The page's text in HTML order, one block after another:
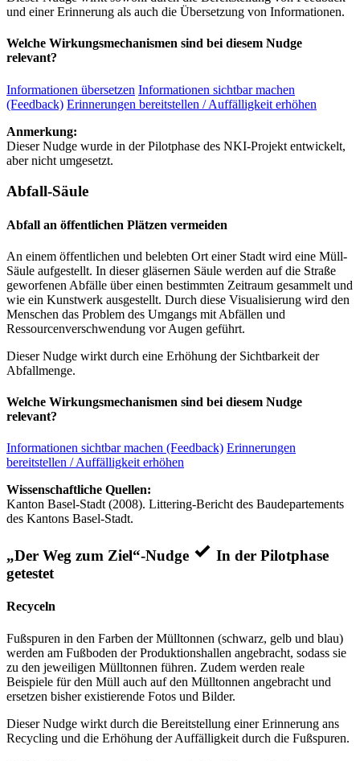
und einer Erinnerung als auch die Übersetzung von Informationen.
Welche Wirkungsmechanismen sind bei diesem Nudge
relevant?
Informationen übersetzen Informationen sichtbar machen
(Feedback) Erinnerungen bereitstellen / Auffälligkeit erhöhen
Anmerkung:
Dieser Nudge wurde in der Pilotphase des NKI-Projekt entwickelt,
aber nicht umgesetzt.
Abfall-Säule
Abfall an öffentlichen Plätzen vermeiden
An einem öffentlichen und belebten Ort einer Stadt wird eine Müll-
Säule aufgestellt. In dieser gläsernen Säule werden auf die Straße
geworfenen Abfälle über einen bestimmten Zeitraum gesammelt und
wie ein Kunstwerk ausgestellt. Durch diese Visualisierung wird den
Menschen das Problem des Umgangs mit Abfällen und
Ressourcenverschwendung vor Augen geführt.
Dieser Nudge wirkt durch eine Erhöhung der Sichtbarkeit der
Abfallmenge.
Welche Wirkungsmechanismen sind bei diesem Nudge
relevant?
Informationen sichtbar machen (Feedback) Erinnerungen
bereitstellen / Auffälligkeit erhöhen
Wissenschaftliche Quellen:
Kanton Basel-Stadt (2008). Littering-Bericht des Baudepartements
des Kantons Basel-Stadt.
„Der Weg zum Ziel“-Nudge
In der Pilotphase
getestet
Recyceln
Fußspuren in den Farben der Mülltonnen (schwarz, gelb und blau)
werden am Fußboden der Produktionshallen angebracht, sodass sie
zu den jeweiligen Mülltonnen führen. Zudem werden reale
Beispiele für den Müll auch auf den Mülltonnen angebracht und
ersetzen bisher existierende Fotos und Bilder.
Dieser Nudge wirkt durch die Bereitstellung einer Erinnerung ans
Recycling und die Erhöhung der Auffälligkeit durch die Fußspuren.